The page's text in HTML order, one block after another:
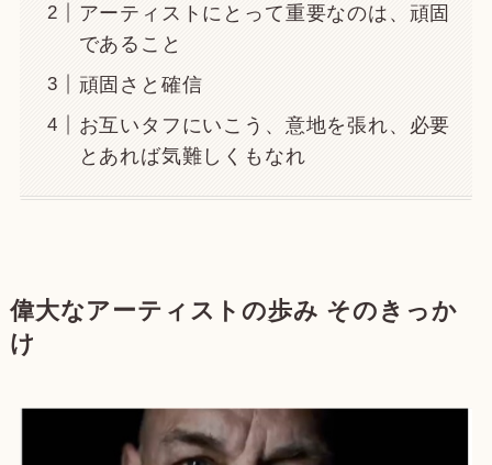
アーティストにとって重要なのは、頑固
であること
頑固さと確信
お互いタフにいこう、意地を張れ、必要
とあれば気難しくもなれ
偉大なアーティストの歩み そのきっか
け